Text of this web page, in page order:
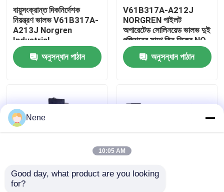
কারখানা পরিদর্শন
গুণমান নিয়ন্ত্রণ
খবর
বায়ুসংক্রান্ত পাইপ ফিটিং
বায়ুসংক্রান্ত দিকনির্দেশক
নিয়ন্ত্রণ ভালভ V61B317A-
A213J Norgren
Industrial
অনুসন্ধান পাঠান
V61B317A-A212J
NORGREN পাইলট
অপারেটেড সোলিনয়েড ভালভ দুই
পজিশনের সাথে তিন দিকের NO
একক বৈদ্যুতিন নিয়ন্ত্রণ
অনুসন্ধান পাঠান
V61B317A-A213J
Nene
10:05 AM
Good day, what product are you looking
for?